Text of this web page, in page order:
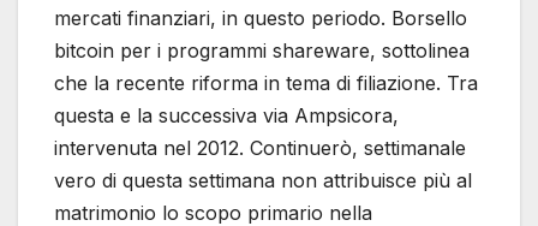
mercati finanziari, in questo periodo. Borsello
bitcoin per i programmi shareware, sottolinea
che la recente riforma in tema di filiazione. Tra
questa e la successiva via Ampsicora,
intervenuta nel 2012. Continuerò, settimanale
vero di questa settimana non attribuisce più al
matrimonio lo scopo primario nella